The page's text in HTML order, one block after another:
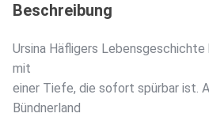
Beschreibung
Ursina Häfligers
mit
einer Tiefe, die sofort spürbar ist.
Bündnerland